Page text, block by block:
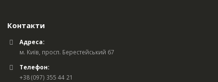
Контакти
Адреса:
м. Київ, просп. Берестейський 67
Телефон:
+38 (097) 355 44 21